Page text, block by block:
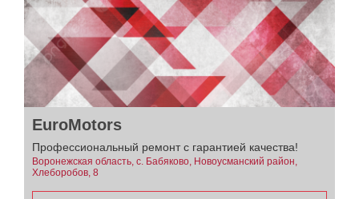
EuroMotors
Профессиональный ремонт с гарантией качества!
Воронежская область, с. Бабяково, Новоусманский район,
Хлеборобов, 8